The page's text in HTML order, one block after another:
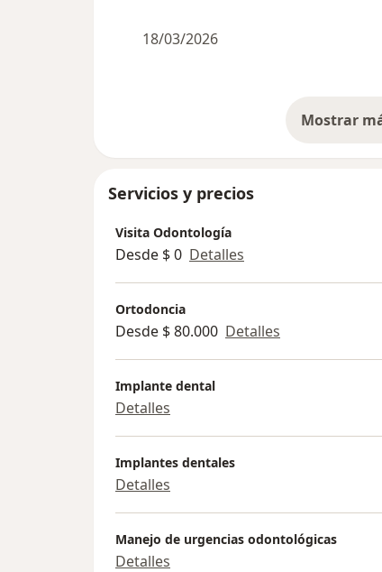
18/03/2026
Servicios y precios
Visita Odontología
Desde $ 0 Detalles
Ortodoncia
Desde $ 80.000 Detalles
Implante dental
Detalles
Implantes dentales
Detalles
Manejo de urgencias odontológicas
Detalles